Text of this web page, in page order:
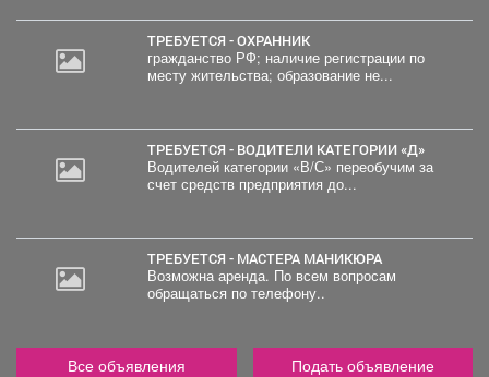
ТРЕБУЕТСЯ - ОХРАННИК
гражданство РФ; наличие регистрации по
месту жительства; образование не...
ТРЕБУЕТСЯ - ВОДИТЕЛИ КАТЕГОРИИ «Д»
Водителей категории «В/С» переобучим за
счет средств предприятия до...
ТРЕБУЕТСЯ - МАСТЕРА МАНИКЮРА
Возможна аренда. По всем вопросам
обращаться по телефону..
Все объявления Подать объявление